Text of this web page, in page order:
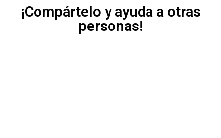
¡Compártelo y ayuda a otras
personas!